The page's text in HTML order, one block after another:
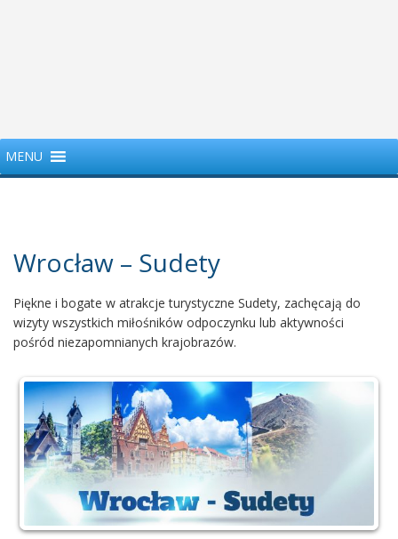
MENU
Wrocław – Sudety
Piękne i bogate w atrakcje turystyczne Sudety, zachęcają do
wizyty wszystkich miłośników odpoczynku lub aktywności
pośród niezapomnianych krajobrazów.